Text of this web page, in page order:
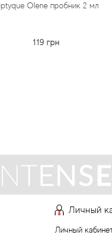
Olene пробник 2 мл
119 грн
Личный
Личный